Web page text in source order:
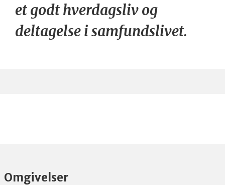
et godt hverdagsliv og
deltagelse i samfundslivet.
Omgivelser